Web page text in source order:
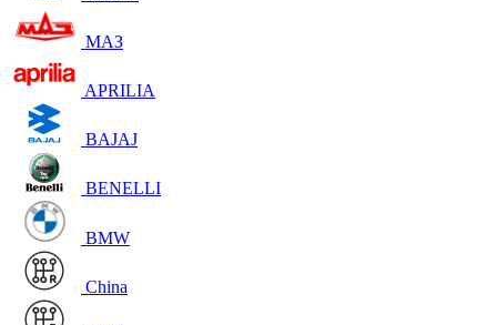
МАЗ
APRILIA
BAJAJ
BENELLI
BMW
China